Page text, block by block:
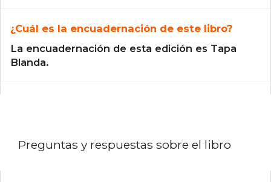
¿Cuál es la encuadernación de este libro?
La encuadernación de esta edición es Tapa
Blanda.
Preguntas y respuestas sobre el libro